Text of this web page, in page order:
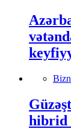
hibrid